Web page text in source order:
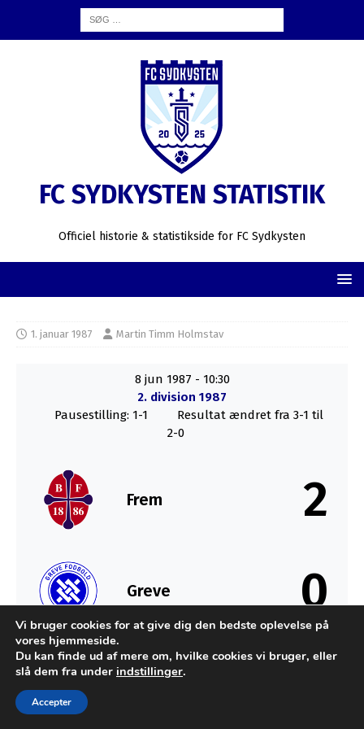
FC SYDKYSTEN STATISTIK
Officiel historie & statistikside for FC Sydkysten
1. januar 1987 Martin Timm Holmstav
8 jun 1987 - 10:30
2. division 1987
Pausestilling: 1-1
Resultat ændret fra 3-1 til
2-0
Frem 2
Greve 0
SLUT
Udviklet af MTH Design for FC Sydkysten Statistik
Vi bruger cookies for at give dig den bedste oplevelse på
vores hjemmeside.
Du kan finde ud af mere om, hvilke cookies vi bruger, eller
slå dem fra under indstillinger.
Accepter